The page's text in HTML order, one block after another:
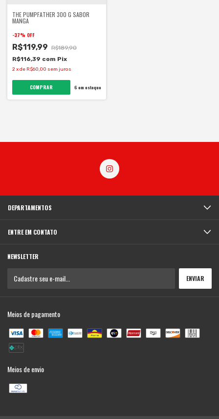
THE PUMPFATHER 300 G SABOR
MANGA
-37% OFF
R$119,99 R$189,90
R$116,39 com Pix
2xde R$60,00 sem juros
6 em estoque
DEPARTAMENTOS
ENTRE EM CONTATO
NEWSLETTER
Meios de pagamento
Meios de envio